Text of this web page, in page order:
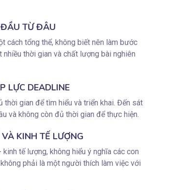
ĐẦU TỪ ĐÂU
cách tổng thể, không biết nên làm bước
thời gian và chất lượng bài nghiên
LỰC DEADLINE
gian để tìm hiểu và triển khai. Đến sát
và không còn đủ thời gian để thực hiện.
KINH TẾ LƯỢNG
tế lượng, không hiểu ý nghĩa các con
phải là một người thích làm việc với